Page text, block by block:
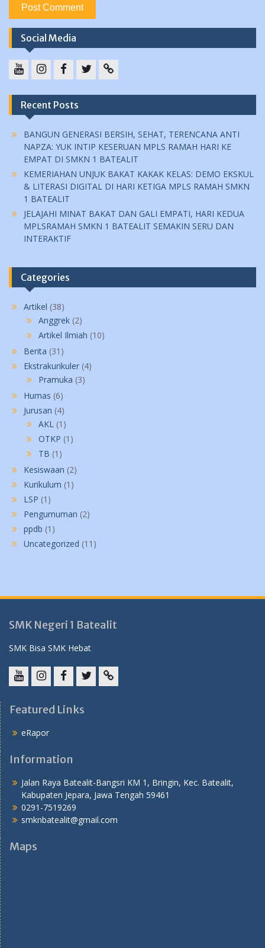
Social Media
Recent Posts
BANGUN GENERASI BERSIH, SEHAT, TERENCANA ANTI
NAPZA: YUK INTIP KESERUAN MPLS RAMAH HARI KE
EMPAT DI SMKN 1 BATEALIT
KEMERIAHAN UNJUK BAKAT KAKAK KELAS: DEMO EKSKUL
& LITERASI DIGITAL DI HARI KETIGA MPLS RAMAH SMKN
1 BATEALIT
JELAJAHI MINAT BAKAT DAN GALI EMPATI, HARI KEDUA
MPLSRAMAH SMKN 1 BATEALIT SEMAKIN SERU DAN
INTERAKTIF
Categories
Artikel (38)
Anggrek (2)
Artikel Ilmiah (10)
Berita (31)
Ekstrakurikuler (4)
Pramuka (3)
Humas (6)
Jurusan (4)
AKL (1)
OTKP (1)
TB (1)
Kesiswaan (2)
Kurikulum (1)
LSP (1)
Pengumuman (2)
ppdb (1)
Uncategorized (11)
SMK Negeri 1 Batealit
SMK Bisa SMK Hebat
Featured Links
eRapor
Information
Jalan Raya Batealit-Bangsri KM 1, Bringin, Kec. Batealit,
Kabupaten Jepara, Jawa Tengah 59461
0291-7519269
smknbatealit@gmail.com
Maps